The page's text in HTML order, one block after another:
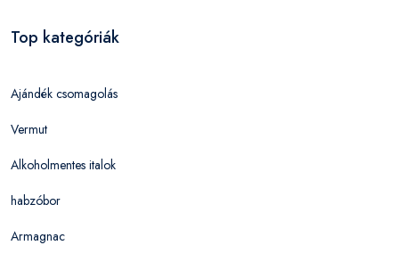
Top kategóriák
Ajándék csomagolás
Vermut
Alkoholmentes italok
habzóbor
Armagnac